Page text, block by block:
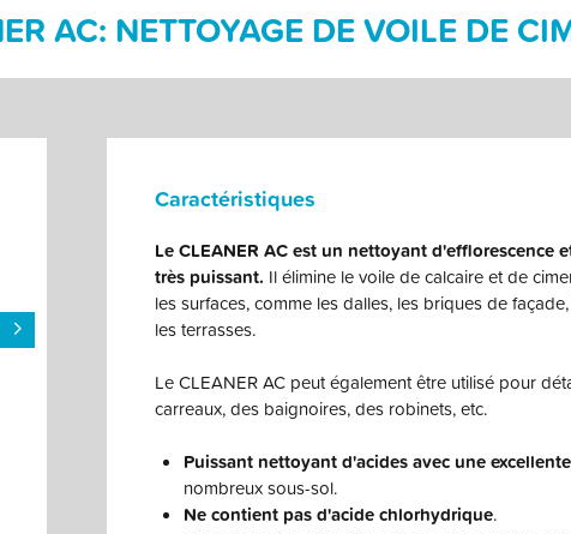
AC: NETTOYAGE DE VOILE DE
Caractéristiques
Le CLEANER AC est un nettoyant d'efflorescence
très puissant. Il élimine le voile de calcaire et de
les surfaces, comme les dalles, les briques de
les terrasses.
Le CLEANER AC peut également être utilisé pour
carreaux, des baignoires, des robinets, etc.
Puissant nettoyant d'acides avec une
nombreux sous-sol.
Ne contient pas d'acide chlorhydrique.